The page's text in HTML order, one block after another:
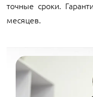
точные сроки.
месяцев.